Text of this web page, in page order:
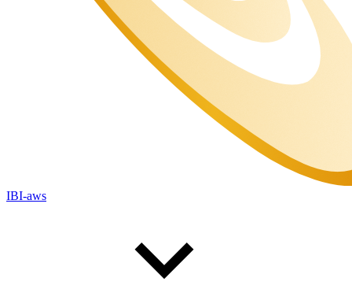
IBI-aws